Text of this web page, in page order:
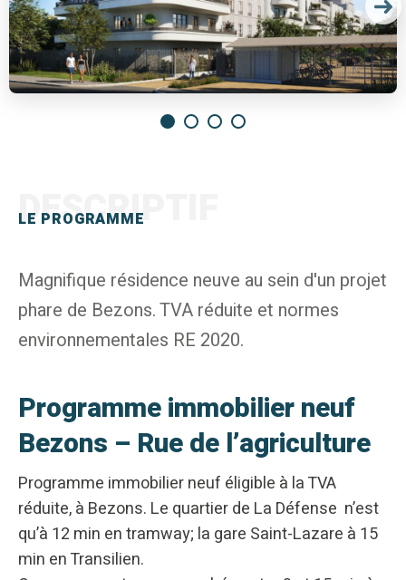
LE PROGRAMME
DESCRIPTIF
Magnifique résidence neuve au sein d'un projet
phare de Bezons. TVA réduite et normes
environnementales RE 2020.
Programme immobilier neuf
Bezons – Rue de l’agriculture
Programme immobilier neuf éligible à la TVA
réduite, à Bezons. Le quartier de La Défense n’est
qu’à 12 min en tramway; la gare Saint-Lazare à 15
min en Transilien.